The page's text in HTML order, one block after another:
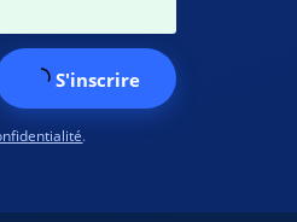
S'inscrire
.